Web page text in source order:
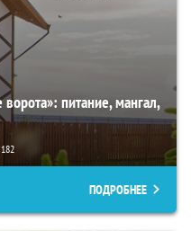
питание, мангал,
ПОДРОБНЕЕ